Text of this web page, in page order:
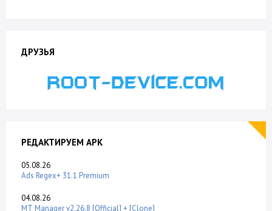
ДРУЗЬЯ
РЕДАКТИРУЕМ APK
05.08.26
Ads Regex+ 31.1 Premium
04.08.26
MT Manager v2.26.8 [Official] + [Clone]